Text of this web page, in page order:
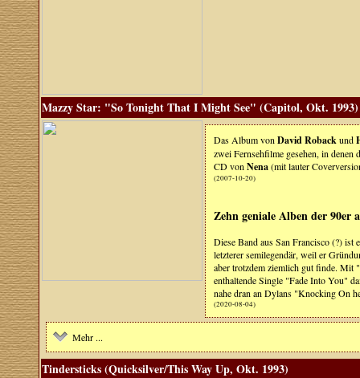
Mazzy Star: "So Tonight That I Might See" (Capitol, Okt. 1993)
Das Album von David Robackund
zwei Fernsehfilme gesehen, in denen
CD von Nena(mit lauter
(2007-10-20)
Zehn geniale Alben der 90er
Diese Band aus San Francisco (?) ist
letzterer semilegendär, weil er
aber trotzdem ziemlich gut finde. Mit
enthaltende Single "Fade Into You"
nahe dran an Dylans "Knocking On
(2020-08-04)
Mehr ...
Tindersticks (Quicksilver/This Way Up, Okt. 1993)